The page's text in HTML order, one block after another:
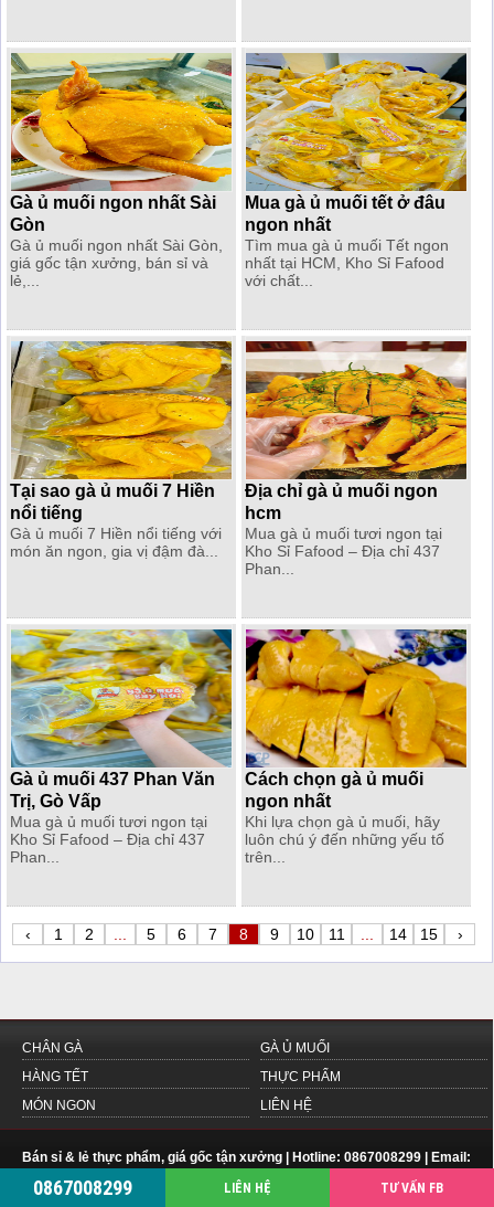
Gà ủ muối ngon nhất Sài
Gòn
Gà ủ muối ngon nhất Sài Gòn,
giá gốc tận xưởng, bán sỉ và
lẻ,...
Mua gà ủ muối tết ở đâu
ngon nhất
Tìm mua gà ủ muối Tết ngon
nhất tại HCM, Kho Sỉ Fafood
với chất...
Tại sao gà ủ muối 7 Hiền
nổi tiếng
Gà ủ muối 7 Hiền nổi tiếng với
món ăn ngon, gia vị đậm đà...
Địa chỉ gà ủ muối ngon
hcm
Mua gà ủ muối tươi ngon tại
Kho Sỉ Fafood – Địa chỉ 437
Phan...
Gà ủ muối 437 Phan Văn
Trị, Gò Vấp
Mua gà ủ muối tươi ngon tại
Kho Sỉ Fafood – Địa chỉ 437
Phan...
Cách chọn gà ủ muối
ngon nhất
Khi lựa chọn gà ủ muối, hãy
luôn chú ý đến những yếu tố
trên...
‹ 1 2 ... 5 6 7 8 9 10 11 ... 14 15 ›
CHÂN GÀ
GÀ Ủ MUỐI
HÀNG TẾT
THỰC PHẨM
MÓN NGON
LIÊN HỆ
Bán sỉ & lẻ thực phẩm, giá gốc tận xưởng | Hotline: 0867008299 | Email:
fabe.system@gmail.com
0867008299 LIÊN HỆ TƯ VẤN FB